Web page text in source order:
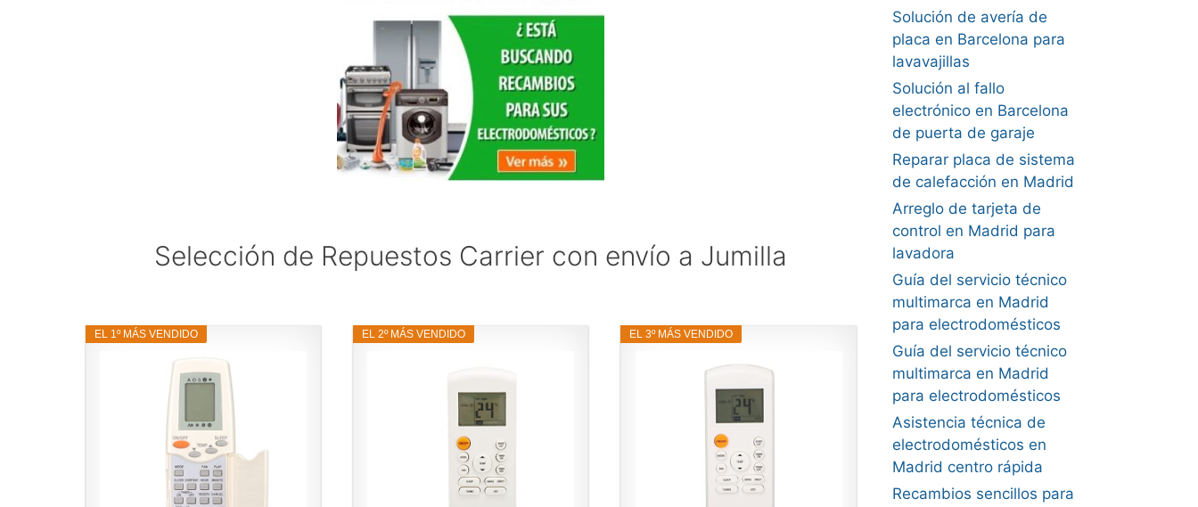
Selección de Repuestos Carrier con envío a Jumilla
EL 1º MÁS VENDIDO EL 2º MÁS VENDIDO EL 3º MÁS VENDIDO
Solución de avería de
placa en Barcelona para
lavavajillas
Solución al fallo
electrónico en Barcelona
de puerta de garaje
Reparar placa de sistema
de calefacción en Madrid
Arreglo de tarjeta de
control en Madrid para
lavadora
Guía del servicio técnico
multimarca en Madrid
para electrodomésticos
Guía del servicio técnico
multimarca en Madrid
para electrodomésticos
Asistencia técnica de
electrodomésticos en
Madrid centro rápida
Recambios sencillos para